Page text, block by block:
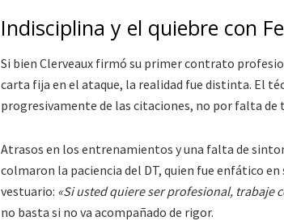
Indisciplina y el quiebre con
Si bien Clerveaux firmó su primer contrato
carta fija en el ataque, la realidad fue distinta. El
progresivamente de las citaciones, no por falta
Atrasos en los entrenamientos y una falta de
colmaron la paciencia del DT, quien fue enfático
vestuario: «Si usted quiere ser profesional, trabaje
no basta si no va acompañado de rigor.